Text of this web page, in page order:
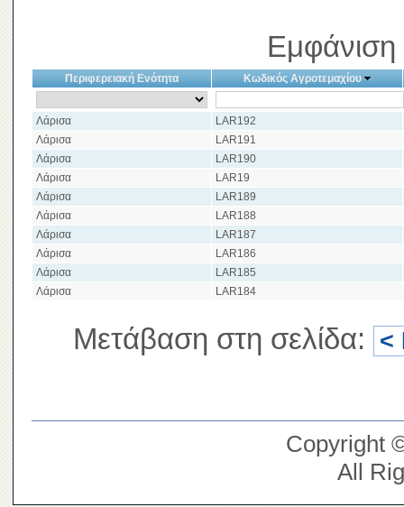
Περιφερειακή Ενότητα Κωδικός Αγροτεμαχίου
Λάρισα
LAR192
Λάρισα
LAR191
Λάρισα
LAR190
Λάρισα
LAR19
Λάρισα
LAR189
Λάρισα
LAR188
Λάρισα
LAR187
Λάρισα
LAR186
Λάρισα
LAR185
Λάρισα
LAR184
Μετάβαση στη σελίδα: <
Copyright
All